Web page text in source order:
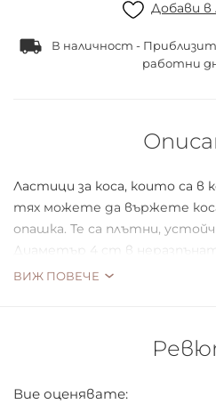
Добави
В наличност -
работни
Ластици за коса, които са в
тях можете да вържете
опашка. Те са плътни,
Диаметър 4 cm в
ВИЖ ПОВЕЧЕ
Вие оценявате: